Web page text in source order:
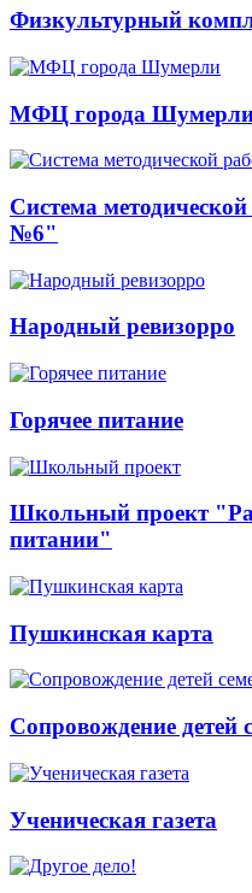
Физкультурный
МФЦ города
Система
№6"
Народный ревизорро
Горячее питание
Школьный проект
питании"
Пушкинская карта
Сопровождение детей
Ученическая газета